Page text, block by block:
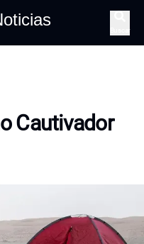
Cautivador